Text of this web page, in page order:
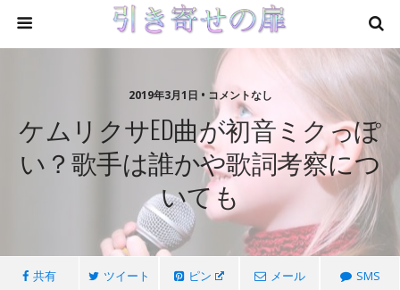
2019年3月1日 • コメントなし
ケムリクサED曲が初音ミクっぽ
い？歌手は誰かや歌詞考察につ
いても
共有 ツイート ピン メール SMS